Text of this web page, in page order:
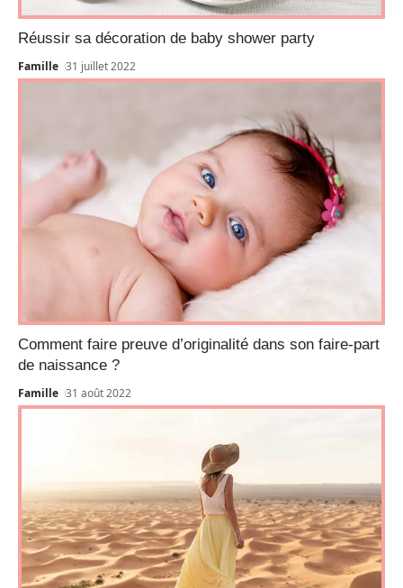
Réussir sa décoration de baby shower party
Famille 31 juillet 2022
Comment faire preuve d’originalité dans son faire-part
de naissance ?
Famille 31 août 2022